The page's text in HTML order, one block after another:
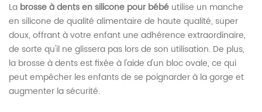
La brosse à dents en silicone pour bébé utilise un manche
en silicone de qualité alimentaire de haute qualité, super
doux, offrant à votre enfant une adhérence extraordinaire,
de sorte qu'il ne glissera pas lors de son utilisation. De plus,
la brosse à dents est fixée à l'aide d'un bloc ovale, ce qui
peut empêcher les enfants de se poignarder à la gorge et
augmenter la sécurité.